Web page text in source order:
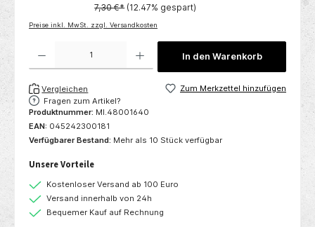
7,30 €* (12.47% gespart)
Preise inkl. MwSt. zzgl. Versandkosten
Produkt Anzahl: Gib den gewünschten Wert ein oder benutze die Schaltflächen um
In den Warenkorb
Vergleichen
Zum Merkzettel hinzufügen
Fragen zum Artikel?
Produktnummer: MI.48001640
EAN: 045242300181
Verfügbarer Bestand: Mehr als 10 Stück verfügbar
Unsere Vorteile
Kostenloser Versand ab 100 Euro
Versand innerhalb von 24h
Bequemer Kauf auf Rechnung